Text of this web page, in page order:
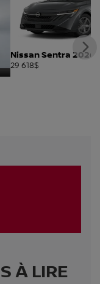
2026
À LIRE